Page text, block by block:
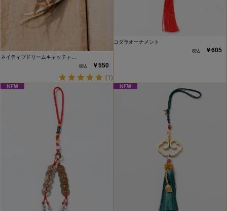
ネイティブドリームキャッチャ…
￥550
(1)
コダラオーナメント
￥605